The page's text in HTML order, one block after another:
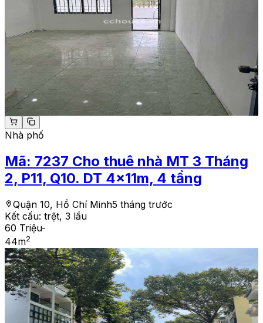
Nhà phố
Mã: 7237 Cho thuê nhà MT 3 Tháng
2, P11, Q10. DT 4x11m, 4 tầng
Quận 10, Hồ Chí Minh5 tháng trước
Kết cấu: trệt, 3 lầu
60 Triệu-
44m2